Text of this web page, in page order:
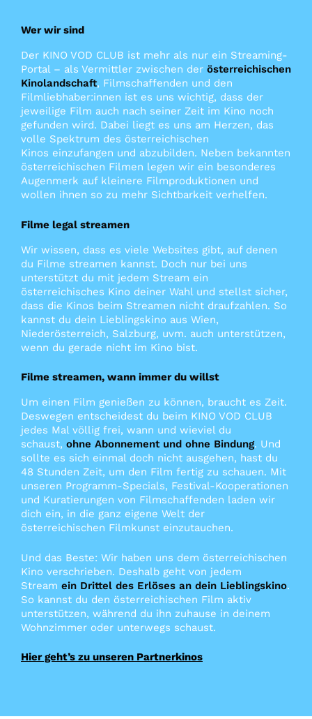
Wer wir sind
Der KINO VOD CLUB ist mehr als nur ein Streaming-
Portal – als Vermittler zwischen der österreichischen
Kinolandschaft, Filmschaffenden und den
Filmliebhaber:innen ist es uns wichtig, dass der
jeweilige Film auch nach seiner Zeit im Kino noch
gefunden wird. Dabei liegt es uns am Herzen, das
volle Spektrum des österreichischen
Kinos einzufangen und abzubilden. Neben bekannten
österreichischen Filmen legen wir ein besonderes
Augenmerk auf kleinere Filmproduktionen und
wollen ihnen so zu mehr Sichtbarkeit verhelfen.
Filme legal streamen
Wir wissen, dass es viele Websites gibt, auf denen
du Filme streamen kannst. Doch nur bei uns
unterstützt du mit jedem Stream ein
österreichisches Kino deiner Wahl und stellst sicher,
dass die Kinos beim Streamen nicht draufzahlen. So
kannst du dein Lieblingskino aus Wien,
Niederösterreich, Salzburg, uvm. auch unterstützen,
wenn du gerade nicht im Kino bist.
Filme streamen, wann immer du willst
Um einen Film genießen zu können, braucht es Zeit.
Deswegen entscheidest du beim KINO VOD CLUB
jedes Mal völlig frei, wann und wieviel du
schaust, ohne Abonnement und ohne Bindung. Und
sollte es sich einmal doch nicht ausgehen, hast du
48 Stunden Zeit, um den Film fertig zu schauen. Mit
unseren Programm-Specials, Festival-Kooperationen
und Kuratierungen von Filmschaffenden laden wir
dich ein, in die ganz eigene Welt der
österreichischen Filmkunst einzutauchen.
Und das Beste: Wir haben uns dem österreichischen
Kino verschrieben. Deshalb geht von jedem
Stream ein Drittel des Erlöses an dein Lieblingskino.
So kannst du den österreichischen Film aktiv
unterstützen, während du ihn zuhause in deinem
Wohnzimmer oder unterwegs schaust.
Hier geht’s zu unseren Partnerkinos